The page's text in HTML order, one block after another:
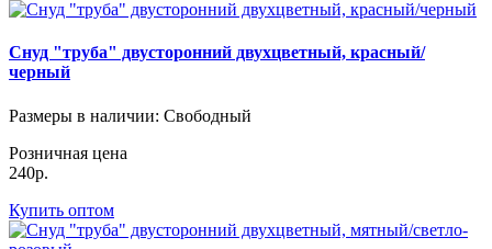
Снуд "труба" двусторонний двухцветный, красный/
черный
Размеры в наличии: Свободный
Розничная цена
240р.
Купить оптом